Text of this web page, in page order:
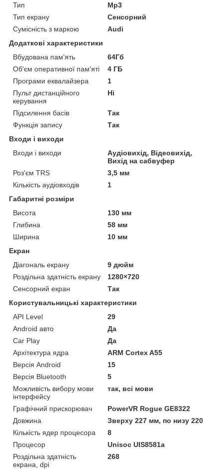
Тип
Mp3
Тип екрану
Сенсорний
Сумісність з маркою
Audi
Додаткові характеристики
Вбудована пам'ять
64Гб
Об'єм оперативної пам'яті
4 ГБ
Програми еквалайзера
1
Пульт дистанційного
керування
Ні
Підсилення басів
Так
Функція запису
Так
Входи і виходи
Входи і виходи
Аудіовихід, Відеовихід,
Вихід на сабвуфер
Роз'єм TRS
3,5 мм
Кількість аудіовходів
1
Габаритні розміри
Висота
130 мм
Глибина
58 мм
Ширина
10 мм
Екран
Діагональ екрану
9 дюйм
Роздільна здатність екрану
1280×720
Сенсорний екран
Так
Користувальницькі характеристики
API Level
29
Android авто
Да
Car Play
Да
Архітектура ядра
ARM Cortex A55
Версія Android
15
Версія Bluetooth
5
Можливість вибору мови
інтерфейсу
так, всі мови
Графічний прискорювач
PowerVR Rogue GE8322
Довжина
Зверху 227 мм, по низу 220
Кількість ядер процесора
8
Процесор
Unisoc UIS8581a
Роздільна здатність
екрана, dpi
268